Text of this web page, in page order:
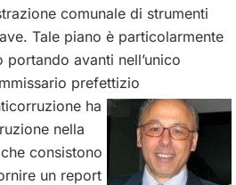
comunale di strumenti
Tale piano è particolarmente
avanti nell’unico
prefettizio
ha
nella
consistono
un report